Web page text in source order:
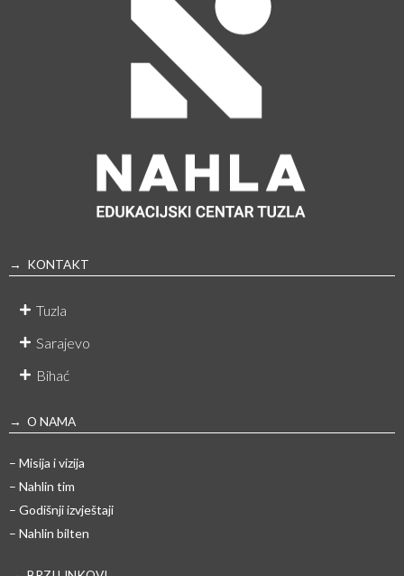
→ KONTAKT
Tuzla
Sarajevo
Bihać
→ O NAMA
– Misija i vizija
– Nahlin tim
– Godišnji izvještaji
– Nahlin bilten